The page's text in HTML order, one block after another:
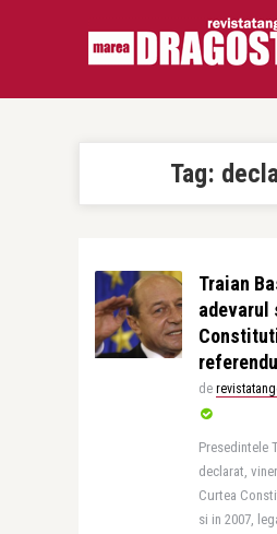
Tag:
Traian
adevarul
de
Presedintele
declarat,
Curtea
si in 2007,